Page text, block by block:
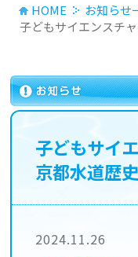
HOME お知らせ
子どもサイエンスチ
子どもサイ
京都水道歴
2024.11.26